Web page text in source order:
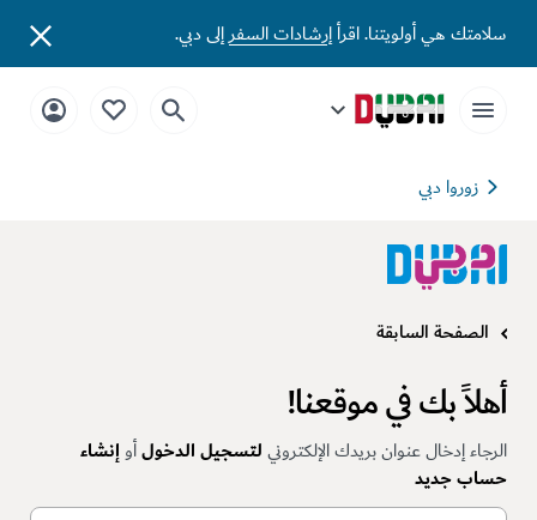
سلامتك هي أولويتنا. اقرأإرشادات السفرإلى دبي.
زوروا دبي
الصفحة السابقة
أهلاً بك في موقعنا!
الرجاء إدخال عنوان بريدك الإلكترونيلتسجيل الدخولأوإنشاء
حساب جديد